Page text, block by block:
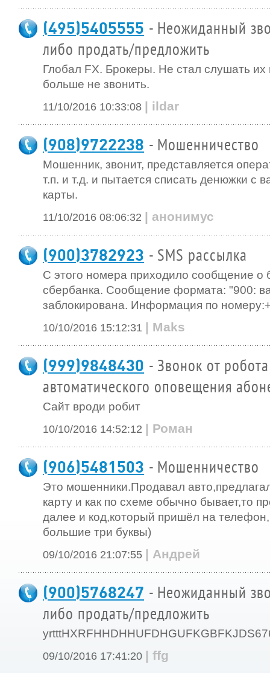
(495)5405555 - Неожиданный
либо продать/предложить
Глобал FX. Брокеры. Не стал слушать
больше не звонить.
11/10/2016 10:33:08 | ildar
(908)9722238 - Мошенничество
Мошенник, звонит, представляется
т.п. и т.д. и пытается списать денюжки с
карты.
11/10/2016 08:06:32 | анонимус
(900)3782923 - SMS рассылка
С этого номера приходило сообщение о
сбербанка. Сообщение формата: "900:
заблокирована. Информация по
10/10/2016 15:12:31 | Maks
(999)9848430 - Звонок от
автоматического оповещения
Сайт вроди робит
10/10/2016 14:52:12 | Роман
(906)5481503 - Мошенничество
Это мошенники.Продавал
карту и как по схеме обычно бывает,то
далее и код,который пришёл на
большие три буквы)
09/10/2016 21:07:55 | Андрей
(900)5768247 - Неожиданный
либо продать/предложить
09/10/2016 17:41:20 | ffg